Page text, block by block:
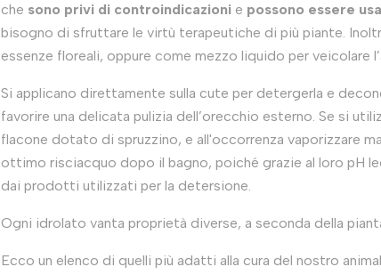
che sono privi di controindicazioni e possono essere
bisogno di sfruttare le virtù terapeutiche di più piante.
essenze floreali, oppure come mezzo liquido per veicolare
Si applicano direttamente sulla cute per detergerla e
favorire una delicata pulizia dell’orecchio esterno. Se si
flacone dotato di spruzzino, e all'occorrenza vaporizzare
ottimo risciacquo dopo il bagno, poiché grazie al loro pH
dai prodotti utilizzati per la detersione.
Ogni idrolato vanta proprietà diverse, a seconda della
Ecco un elenco di quelli più adatti alla cura del nostro